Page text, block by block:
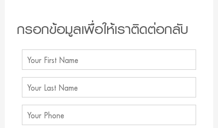
กรอกข้อมูลเพื่อให้เราติดต่อกลับ